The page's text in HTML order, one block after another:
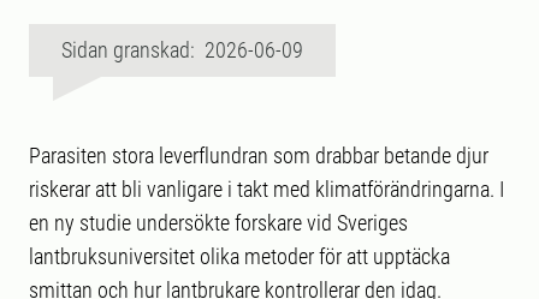
Sidan granskad: 2026-06-09
Parasiten stora leverflundran som drabbar betande djur
riskerar att bli vanligare i takt med klimatförändringarna. I
en ny studie undersökte forskare vid Sveriges
lantbruksuniversitet olika metoder för att upptäcka
smittan och hur lantbrukare kontrollerar den idag.